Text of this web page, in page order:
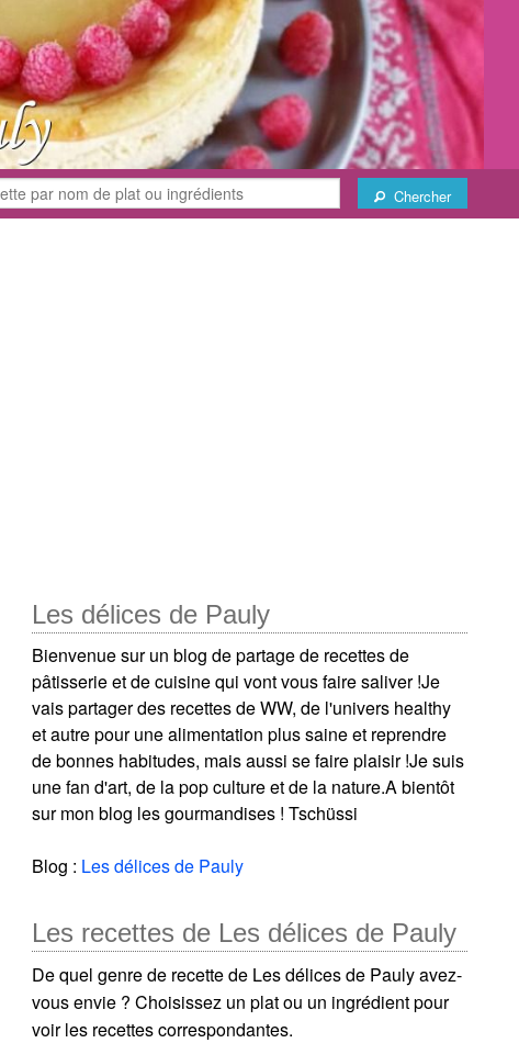
Chercher
Les délices de Pauly
Bienvenue sur un blog de partage de recettes de
pâtisserie et de cuisine qui vont vous faire saliver !Je
vais partager des recettes de WW, de l'univers healthy
et autre pour une alimentation plus saine et reprendre
de bonnes habitudes, mais aussi se faire plaisir !Je suis
une fan d'art, de la pop culture et de la nature.A bientôt
sur mon blog les gourmandises ! Tschüssi
Blog : Les délices de Pauly
Les recettes de Les délices de Pauly
De quel genre de recette de Les délices de Pauly avez-
vous envie ? Choisissez un plat ou un ingrédient pour
voir les recettes correspondantes.